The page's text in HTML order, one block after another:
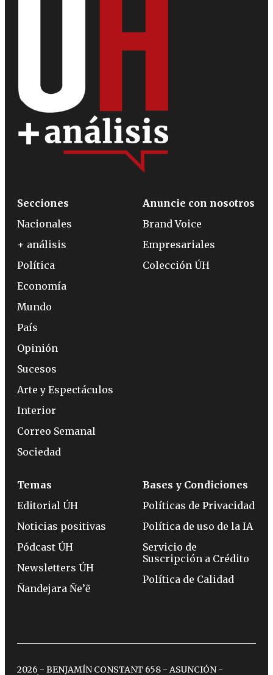
Secciones
Nacionales
+ análisis
Política
Economía
Mundo
País
Opinión
Sucesos
Arte y Espectáculos
Interior
Correo Semanal
Sociedad
Anuncie con nosotros
Brand Voice
Empresariales
Colección ÚH
Temas
Editorial ÚH
Noticias positivas
Pódcast ÚH
Newsletters ÚH
Ñandejara Ñe’ẽ
Bases y Condiciones
Políticas de Privacidad
Política de uso de la IA
Servicio de
Suscripción a Crédito
Política de Calidad
2026 - BENJAMÍN CONSTANT 658 - ASUNCIÓN -